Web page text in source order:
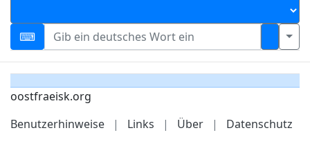
oostfraeisk.org
Benutzerhinweise
| Links | Über | Datenschutz